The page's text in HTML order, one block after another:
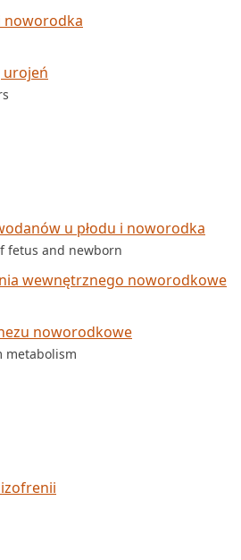
noworodka
urojeń
u płodu i noworodka
fetus and newborn
wewnętrznego noworodkowe
noworodkowe
metabolism